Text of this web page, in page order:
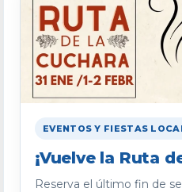
EVENTOS Y FIESTAS
¡Vuelve la Ruta
Reserva el último fin de